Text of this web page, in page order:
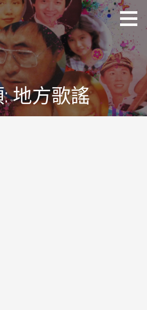
地方歌謠